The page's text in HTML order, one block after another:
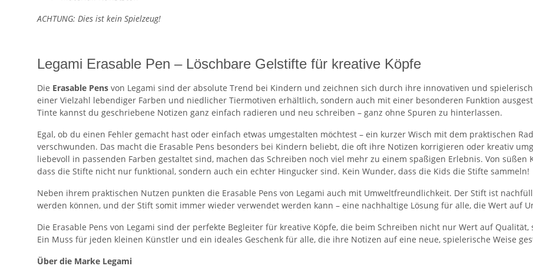
ACHTUNG: Dies ist kein Spielzeug!
Legami Erasable Pen – Löschbare Gelstifte für kreative Köpfe
Die Erasable Pens von Legami sind der absolute Trend bei Kindern und zeichnen sich durch ihre innovativen und
einer Vielzahl lebendiger Farben und niedlicher Tiermotiven erhältlich, sondern auch mit einer besonderen Funktion
Tinte kannst du geschriebene Notizen ganz einfach radieren und neu schreiben – ganz ohne Spuren zu hinterlassen.
Egal, ob du einen Fehler gemacht hast oder einfach etwas umgestalten möchtest – ein kurzer Wisch mit dem praktischen
verschwunden. Das macht die Erasable Pens besonders bei Kindern beliebt, die oft ihre Notizen korrigieren oder kreativ
liebevoll in passenden Farben gestaltet sind, machen das Schreiben noch viel mehr zu einem spaßigen Erlebnis. Von
dass die Stifte nicht nur funktional, sondern auch ein echter Hingucker sind. Kein Wunder, dass die Kids die Stifte sammeln!
Neben ihrem praktischen Nutzen punkten die Erasable Pens von Legami auch mit Umweltfreundlichkeit. Der Stift ist
werden können, und der Stift somit immer wieder verwendet werden kann – eine nachhaltige Lösung für alle, die Wert auf
Die Erasable Pens von Legami sind der perfekte Begleiter für kreative Köpfe, die beim Schreiben nicht nur Wert auf
Ein Muss für jeden kleinen Künstler und ein ideales Geschenk für alle, die ihre Notizen auf eine neue, spielerische Weise
Über die Marke Legami